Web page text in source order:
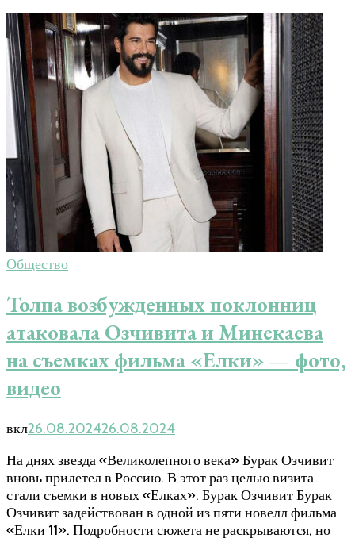
Общество
Толпа возбужденных поклонниц
атаковала Озчивита и Минекаева
на съемках фильма «Елки» — фото,
видео
вкл26.08.202426.08.2024
На днях звезда «Великолепного века» Бурак Озчивит
вновь прилетел в Россию. В этот раз целью визита
стали съемки в новых «Елках». Бурак Озчивит Бурак
Озчивит задействован в одной из пяти новелл фильма
«Елки 11». Подробности сюжета не раскрываются, но